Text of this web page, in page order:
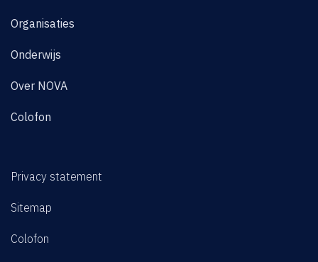
Organisaties
Onderwijs
Over NOVA
Colofon
Privacy statement
Sitemap
Colofon